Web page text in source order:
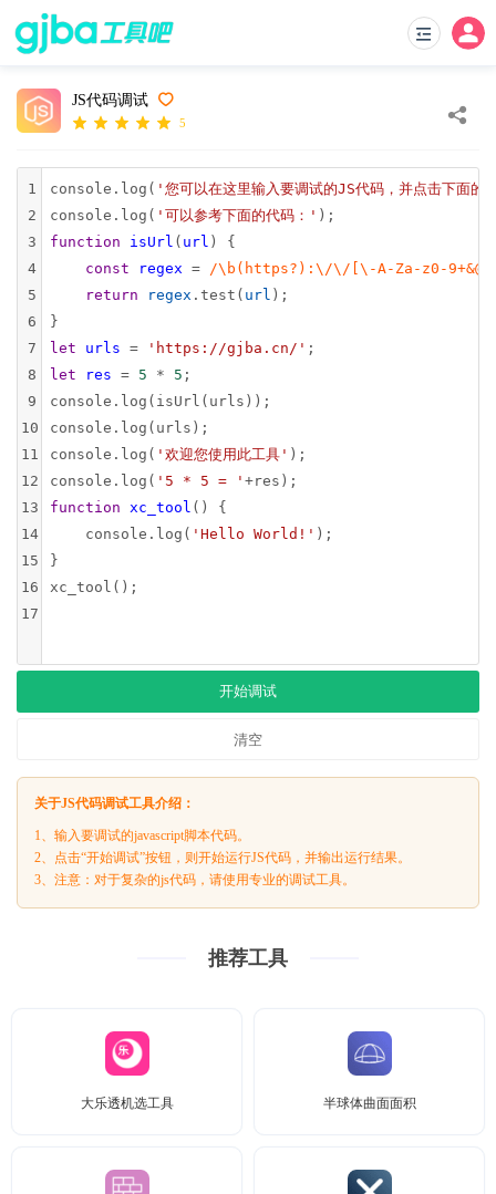
JS代码调试
5
1 console . log ( '您可以在这里输入要调试的JS代码，并点击下面的
2
console . log ( '可以参考下面的代码：' );
3
function isUrl ( url ) {
4
const regex = /\b(https?):\/\/[\-A-Za-z0-
5
return regex . test ( url );
6
}
7
let urls = 'https://gjba.cn/' ;
8
let res = 5 * 5 ;
9
console . log ( isUrl ( urls ));
10
console . log ( urls );
11
console . log ( '欢迎您使用此工具' );
12
console . log ( '5 * 5 = ' +res );
13
function xc_tool () {
14
console . log ( 'Hello World!' );
15
}
16
xc_tool ();
17
开始调试
清空
关于JS代码调试工具介绍：
1、输入要调试的javascript脚本代码。
2、点击“开始调试”按钮，则开始运行JS代码，并输出运行结果。
3、注意：对于复杂的js代码，请使用专业的调试工具。
推荐工具
大乐透机选工具 半球体曲面面积